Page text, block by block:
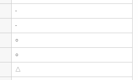
-
-
○
○
△